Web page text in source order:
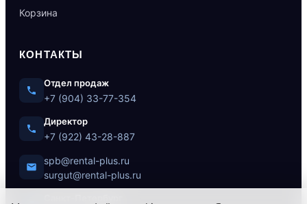
Корзина
КОНТАКТЫ
Отдел продаж
+7 (904) 33-77-354
Директор
+7 (922) 43-28-887
spb@rental-plus.ru
surgut@rental-plus.ru